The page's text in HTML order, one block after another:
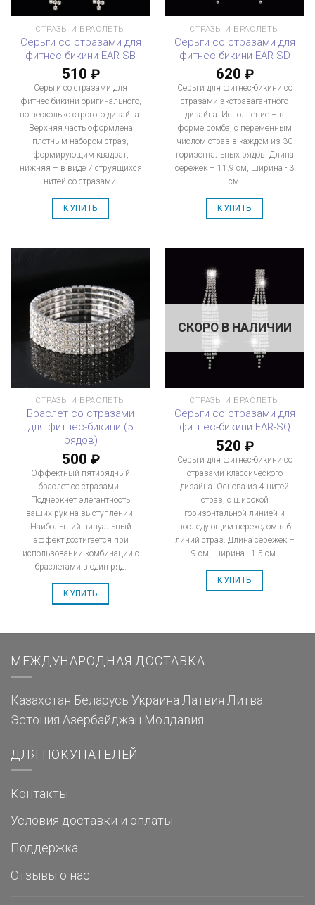
СТРАЗЫ И БРАСЛЕТЫ
Серьги со стразами для
фитнес-бикини EAR-SB
510 ₽
Серьги со стразами для
фитнес-бикини оригинального,
но несколько строгого дизайна.
Верхняя часть оформлена
плотным набором страз,
формирующим квадрат,
нижняя – в виде 7 струящихся
нитей со стразами.
КУПИТЬ
СТРАЗЫ И БРАСЛЕТЫ
Серьги со стразами для
фитнес-бикини EAR-SD
620 ₽
Серьги для фитнес-бикини со
стразами экстравагантного
дизайна. Исполнение – в
форме ромба, с переменным
числом страз в каждом из 30
горизонтальных рядов. Длина
сережек – 11.9 см, ширина - 3
см.
КУПИТЬ
СТРАЗЫ И БРАСЛЕТЫ
Браслет со стразами
для фитнес-бикини (5
рядов)
500 ₽
Эффектный пятирядный
браслет со стразами .
Подчеркнет элегантность
ваших рук на выступлении.
Наибольший визуальный
эффект достигается при
использовании комбинации с
браслетами в один ряд.
КУПИТЬ
СКОРО В НАЛИЧИИ
СТРАЗЫ И БРАСЛЕТЫ
Серьги со стразами для
фитнес-бикини EAR-SQ
520 ₽
Серьги для фитнес-бикини со
стразами классического
дизайна. Основа из 4 нитей
страз, с широкой
горизонтальной линией и
последующим переходом в 6
линий страз. Длина сережек –
9 см, ширина - 1.5 см.
КУПИТЬ
МЕЖДУНАРОДНАЯ ДОСТАВКА
Казахстан Беларусь Украина Латвия Литва
Эстония Азербайджан Молдавия
ДЛЯ ПОКУПАТЕЛЕЙ
Контакты
Условия доставки и оплаты
Поддержка
Отзывы о нас